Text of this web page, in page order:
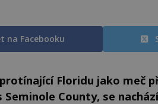
na Facebooku
Floridu jako meč
County, se